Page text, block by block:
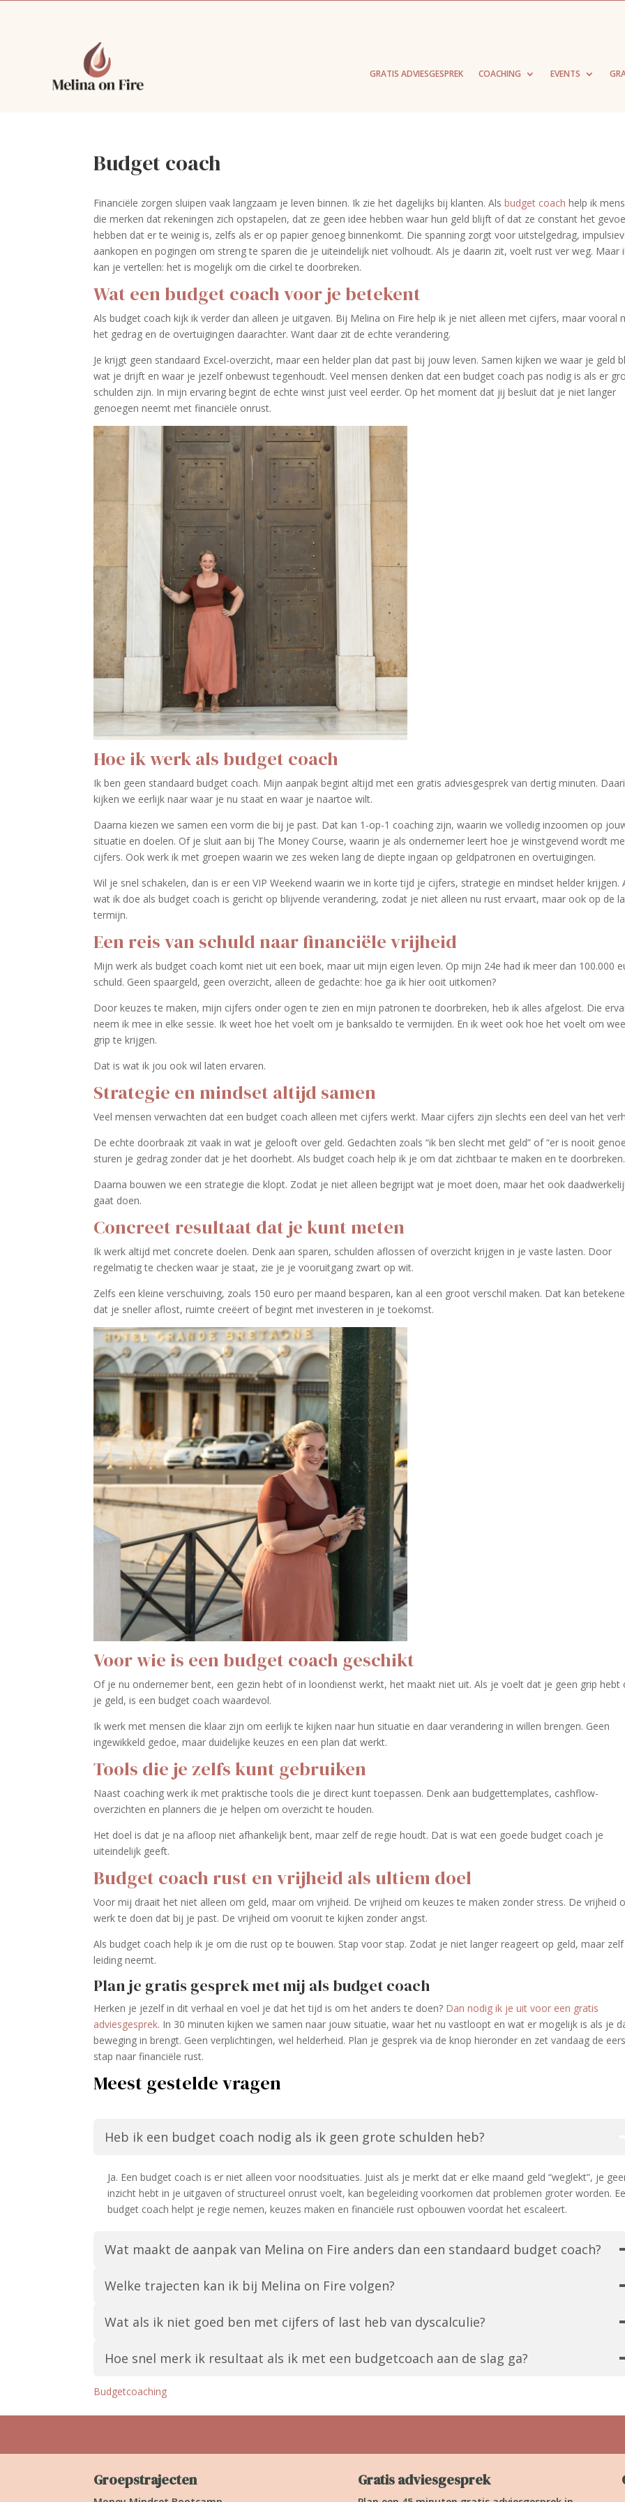
GRATIS ADVIESGESPREK COACHING EVENTS
Budget coach
Financiële zorgen sluipen vaak langzaam je leven binnen. Ik zie het dagelijks bij klanten. Alsbudget coach help ik
die merken dat rekeningen zich opstapelen, dat ze geen idee hebben waar hun geld blijft of dat ze constant het
hebben dat er te weinig is, zelfs als er op papier genoeg binnenkomt. Die spanning zorgt voor uitstelgedrag,
aankopen en pogingen om streng te sparen die je uiteindelijk niet volhoudt. Als je daarin zit, voelt rust ver weg. Maar
kan je vertellen: het is mogelijk om die cirkel te doorbreken.
Wat een budget coach voor je betekent
Als budget coach kijk ik verder dan alleen je uitgaven. Bij Melina on Fire help ik je niet alleen met cijfers, maar vooral
het gedrag en de overtuigingen daarachter. Want daar zit de echte verandering.
Je krijgt geen standaard Excel-overzicht, maar een helder plan dat past bij jouw leven. Samen kijken we waar je geld
wat je drijft en waar je jezelf onbewust tegenhoudt. Veel mensen denken dat een budget coach pas nodig is als er
schulden zijn. In mijn ervaring begint de echte winst juist veel eerder. Op het moment dat jij besluit dat je niet langer
genoegen neemt met financiële onrust.
Hoe ik werk als budget coach
Ik ben geen standaard budget coach. Mijn aanpak begint altijd met een gratis adviesgesprek van dertig minuten.
kijken we eerlijk naar waar je nu staat en waar je naartoe wilt.
Daarna kiezen we samen een vorm die bij je past. Dat kan 1-op-1 coaching zijn, waarin we volledig inzoomen op
situatie en doelen. Of je sluit aan bij The Money Course, waarin je als ondernemer leert hoe je winstgevend wordt
cijfers. Ook werk ik met groepen waarin we zes weken lang de diepte ingaan op geldpatronen en overtuigingen.
Wil je snel schakelen, dan is er een VIP Weekend waarin we in korte tijd je cijfers, strategie en mindset helder krijgen.
wat ik doe als budget coach is gericht op blijvende verandering, zodat je niet alleen nu rust ervaart, maar ook op de
termijn.
Een reis van schuld naar financiële vrijheid
Mijn werk als budget coach komt niet uit een boek, maar uit mijn eigen leven. Op mijn 24e had ik meer dan 100.000
schuld. Geen spaargeld, geen overzicht, alleen de gedachte: hoe ga ik hier ooit uitkomen?
Door keuzes te maken, mijn cijfers onder ogen te zien en mijn patronen te doorbreken, heb ik alles afgelost. Die
neem ik mee in elke sessie. Ik weet hoe het voelt om je banksaldo te vermijden. En ik weet ook hoe het voelt om
grip te krijgen.
Dat is wat ik jou ook wil laten ervaren.
Strategie en mindset altijd samen
Veel mensen verwachten dat een budget coach alleen met cijfers werkt. Maar cijfers zijn slechts een deel van het
De echte doorbraak zit vaak in wat je gelooft over geld. Gedachten zoals “ik ben slecht met geld” of “er is nooit
sturen je gedrag zonder dat je het doorhebt. Als budget coach help ik je om dat zichtbaar te maken en te doorbreken.
Daarna bouwen we een strategie die klopt. Zodat je niet alleen begrijpt wat je moet doen, maar het ook
gaat doen.
Concreet resultaat dat je kunt meten
Ik werk altijd met concrete doelen. Denk aan sparen, schulden aflossen of overzicht krijgen in je vaste lasten. Door
regelmatig te checken waar je staat, zie je je vooruitgang zwart op wit.
Zelfs een kleine verschuiving, zoals 150 euro per maand besparen, kan al een groot verschil maken. Dat kan
dat je sneller aflost, ruimte creëert of begint met investeren in je toekomst.
Voor wie is een budget coach geschikt
Of je nu ondernemer bent, een gezin hebt of in loondienst werkt, het maakt niet uit. Als je voelt dat je geen grip hebt
je geld, is een budget coach waardevol.
Ik werk met mensen die klaar zijn om eerlijk te kijken naar hun situatie en daar verandering in willen brengen. Geen
ingewikkeld gedoe, maar duidelijke keuzes en een plan dat werkt.
Tools die je zelfs kunt gebruiken
Naast coaching werk ik met praktische tools die je direct kunt toepassen. Denk aan budgettemplates, cashflow-
overzichten en planners die je helpen om overzicht te houden.
Het doel is dat je na afloop niet afhankelijk bent, maar zelf de regie houdt. Dat is wat een goede budget coach je
uiteindelijk geeft.
Budget coach rust en vrijheid als ultiem doel
Voor mij draait het niet alleen om geld, maar om vrijheid. De vrijheid om keuzes te maken zonder stress. De vrijheid
werk te doen dat bij je past. De vrijheid om vooruit te kijken zonder angst.
Als budget coach help ik je om die rust op te bouwen. Stap voor stap. Zodat je niet langer reageert op geld, maar
leiding neemt.
Plan je gratis gesprek met mij als budget coach
Herken je jezelf in dit verhaal en voel je dat het tijd is om het anders te doen? Dan nodig ik je uit voor een gratis
adviesgesprek. In 30 minuten kijken we samen naar jouw situatie, waar het nu vastloopt en wat er mogelijk is als je
beweging in brengt. Geen verplichtingen, wel helderheid. Plan je gesprek via de knop hieronder en zet vandaag de
stap naar financiële rust.
Meest gestelde vragen
Heb ik een budget coach nodig als ik geen grote schulden heb?
Ja. Een budget coach is er niet alleen voor noodsituaties. Juist als je merkt dat er elke maand geld “weglekt”, je
inzicht hebt in je uitgaven of structureel onrust voelt, kan begeleiding voorkomen dat problemen groter worden.
budget coach helpt je regie nemen, keuzes maken en financiële rust opbouwen voordat het escaleert.
Wat maakt de aanpak van Melina on Fire anders dan een standaard budget coach?
Welke trajecten kan ik bij Melina on Fire volgen?
Wat als ik niet goed ben met cijfers of last heb van dyscalculie?
Hoe snel merk ik resultaat als ik met een budgetcoach aan de slag ga?
Budgetcoaching
Groepstrajecten Gratis adviesgesprek